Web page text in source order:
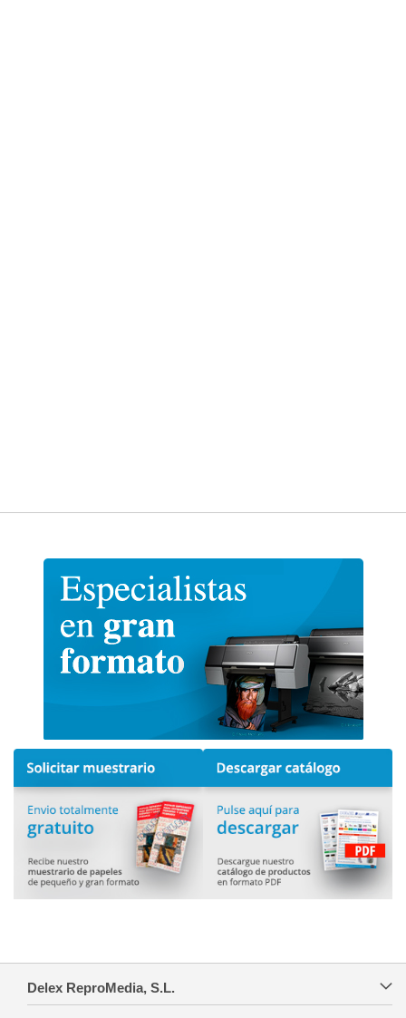
Delex ReproMedia, S.L.